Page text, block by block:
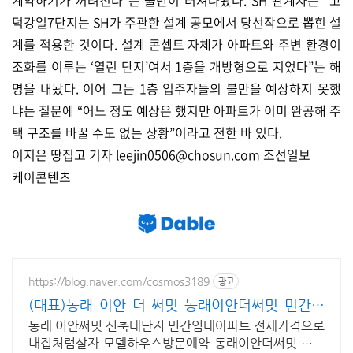
덕강일7단지는 SH가 주관한 설계 공모에서 당선작으로 뽑힌 설
계를 적용한 것이다. 설계 콘셉트 자체가 아파트와 주변 환경이
조화를 이루는 ‘열린 단지’여서 1층을 개방형으로 지었다”는 해
명을 내놨다. 이어 그는 1층 입주자들의 불만을 예상하지 못했
냐는 질문에 “어느 정도 예상은 했지만 아파트가 이미 완공해 주
택 구조를 바꿀 수도 없는 상황”이라고 전한 바 있다.
이지은 땅집고 기자 leejin0506@chosun.com 조선일보
케이콘텐츠
https://blog.naver.com/cosmos3189 광고
(대표)동래 이안 더 써밋 동래이안더써밋 민간임
대아파트
동래 이안써밋 신축대단지 민간임대아파트 전세가격으로
내집처럼살자 모델하우스방문예약 동래이안더써밋 민간